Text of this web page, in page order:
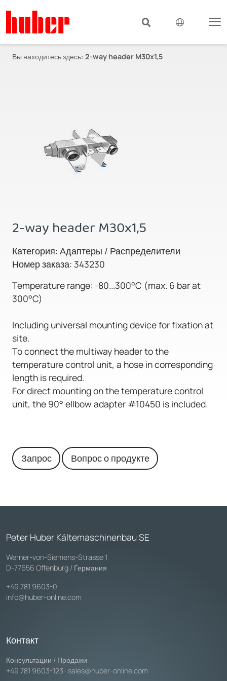
Вы находитесь здесь: 2-way header M30x1,5
2-way header M30x1,5
Категория: Адаптеры / Распределители
Номер заказа: 343230
Temperature range: -80...300°C (max. 6 bar at
300°C)
Including universal mounting device for fixation at
site.
To connect the multiway header to the
temperature control unit, a hose in corresponding
length is required.
For direct mounting on the temperature control
unit, the 90° ellbow adapter #10450 is included.
Запрос Вопрос о продукте
Peter Huber Kältemaschinenbau SE
Werner-von-Siemens-Strasse 1
D-77656 Offenburg / Германия
+49 781 9603-0
info@huber-online.com
Контакт
Консультации / Продажи
+49 781 9603-123 · sales@huber-online.com